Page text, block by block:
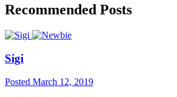
Recommended Posts
Sigi
Posted March 12, 2019